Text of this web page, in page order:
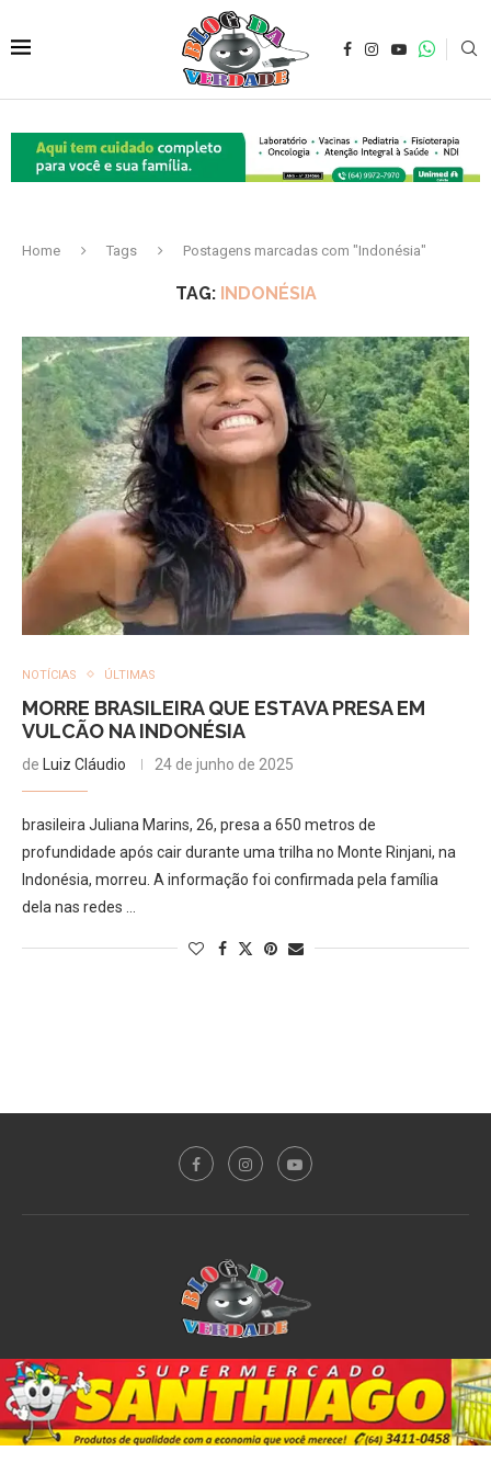
Home Tags Postagens marcadas com "Indonésia"
TAG: INDONÉSIA
NOTÍCIAS ÚLTIMAS
MORRE BRASILEIRA QUE ESTAVA PRESA EM
VULCÃO NA INDONÉSIA
de Luiz Cláudio 24 de junho de 2025
brasileira Juliana Marins, 26, presa a 650 metros de
profundidade após cair durante uma trilha no Monte Rinjani, na
Indonésia, morreu. A informação foi confirmada pela família
dela nas redes …
Sobre o Blog Notícias Plantão Policial Acidente
Política
Esporte
@2020 - All Right Reserved. Designed and Developed byPortalDev